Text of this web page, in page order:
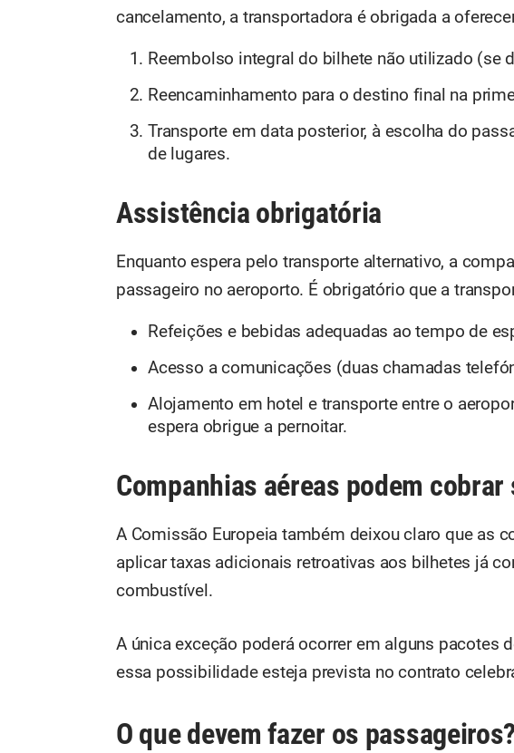
cancelamento, a transportadora é obrigada a
Reembolso integral do bilhete não utilizado (se
Reencaminhamento para o destino final na
Transporte em data posterior, à escolha do
de lugares.
Assistência obrigatória
Enquanto espera pelo transporte alternativo, a
passageiro no aeroporto. É obrigatório que a
Refeições e bebidas adequadas ao tempo de
Acesso a comunicações (duas chamadas
Alojamento em hotel e transporte entre o
espera obrigue a pernoitar.
Companhias aéreas podem cobrar
A Comissão Europeia também deixou claro que as
aplicar taxas adicionais retroativas aos bilhetes já
combustível.
A única exceção poderá ocorrer em alguns pacotes
essa possibilidade esteja prevista no contrato
O que devem fazer os passageiros?